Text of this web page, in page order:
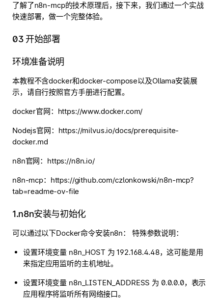
了解了n8n-mcp的技术原理后，接下来，我们通过一个实战
快速部署，做一个完整体验。
03 开始部署
环境准备说明
本教程不含docker和docker-compose以及Ollama安装展
示，请自行按照官方手册进行配置。
docker官网：https://www.docker.com/
Nodejs官网：https://milvus.io/docs/prerequisite-
docker.md
n8n官网：https://n8n.io/
n8n-mcp：https://github.com/czlonkowski/n8n-mcp?
tab=readme-ov-file
1.n8n安装与初始化
可以通过以下Docker命令安装n8n： 特殊参数说明：
设置环境变量 n8n_HOST 为 192.168.4.48，这可能是用
来指定应用监听的主机地址。
设置环境变量 n8n_LISTEN_ADDRESS 为 0.0.0.0，表示
应用程序将监听所有网络接口。